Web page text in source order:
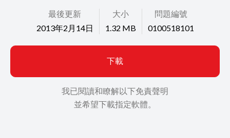
最後更新
2013年2月14日
大小
1.32 MB
問題編號
0100518101
下載
我已閱讀和瞭解以下免責聲明
並希望下載指定軟體。